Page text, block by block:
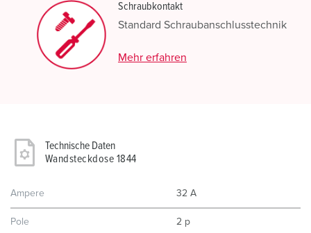
Schraubkontakt
Standard Schraubanschlusstechnik
Mehr erfahren
Technische Daten
Wandsteckdose 1844
Ampere 32 A
Pole 2 p